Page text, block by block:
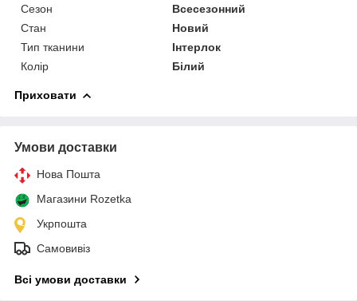
Сезон
Всесезонний
Стан
Новий
Тип тканини
Інтерлок
Колір
Білий
Приховати
Умови доставки
Нова Пошта
Магазини Rozetka
Укрпошта
Самовивіз
Всі умови доставки